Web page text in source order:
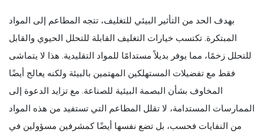
بهدف الحد من التأثير البيئي للتغليف، تتجه المطاعم إلى المواد
المبتكرة. تكتسب خيارات التغليف القابلة للتحلل الحيوي والقابل
للتحلل زخمًا، مما يوفر بديلاً مستدامًا للمواد التقليدية. هذا لا يتماشى
فقط مع تفضيلات المستهلكين المهتمين بالبيئة ولكنه يعالج أيضًا
المخاوف بشأن البصمة البيئية للصناعة. مع تزايد الدعوة إلى
الممارسات المستدامة، لا تقلل المطاعم التي تستفيد من هذه المواد
من النفايات فحسب، بل تضع نفسها أيضًا كمشرفين مسؤولين في